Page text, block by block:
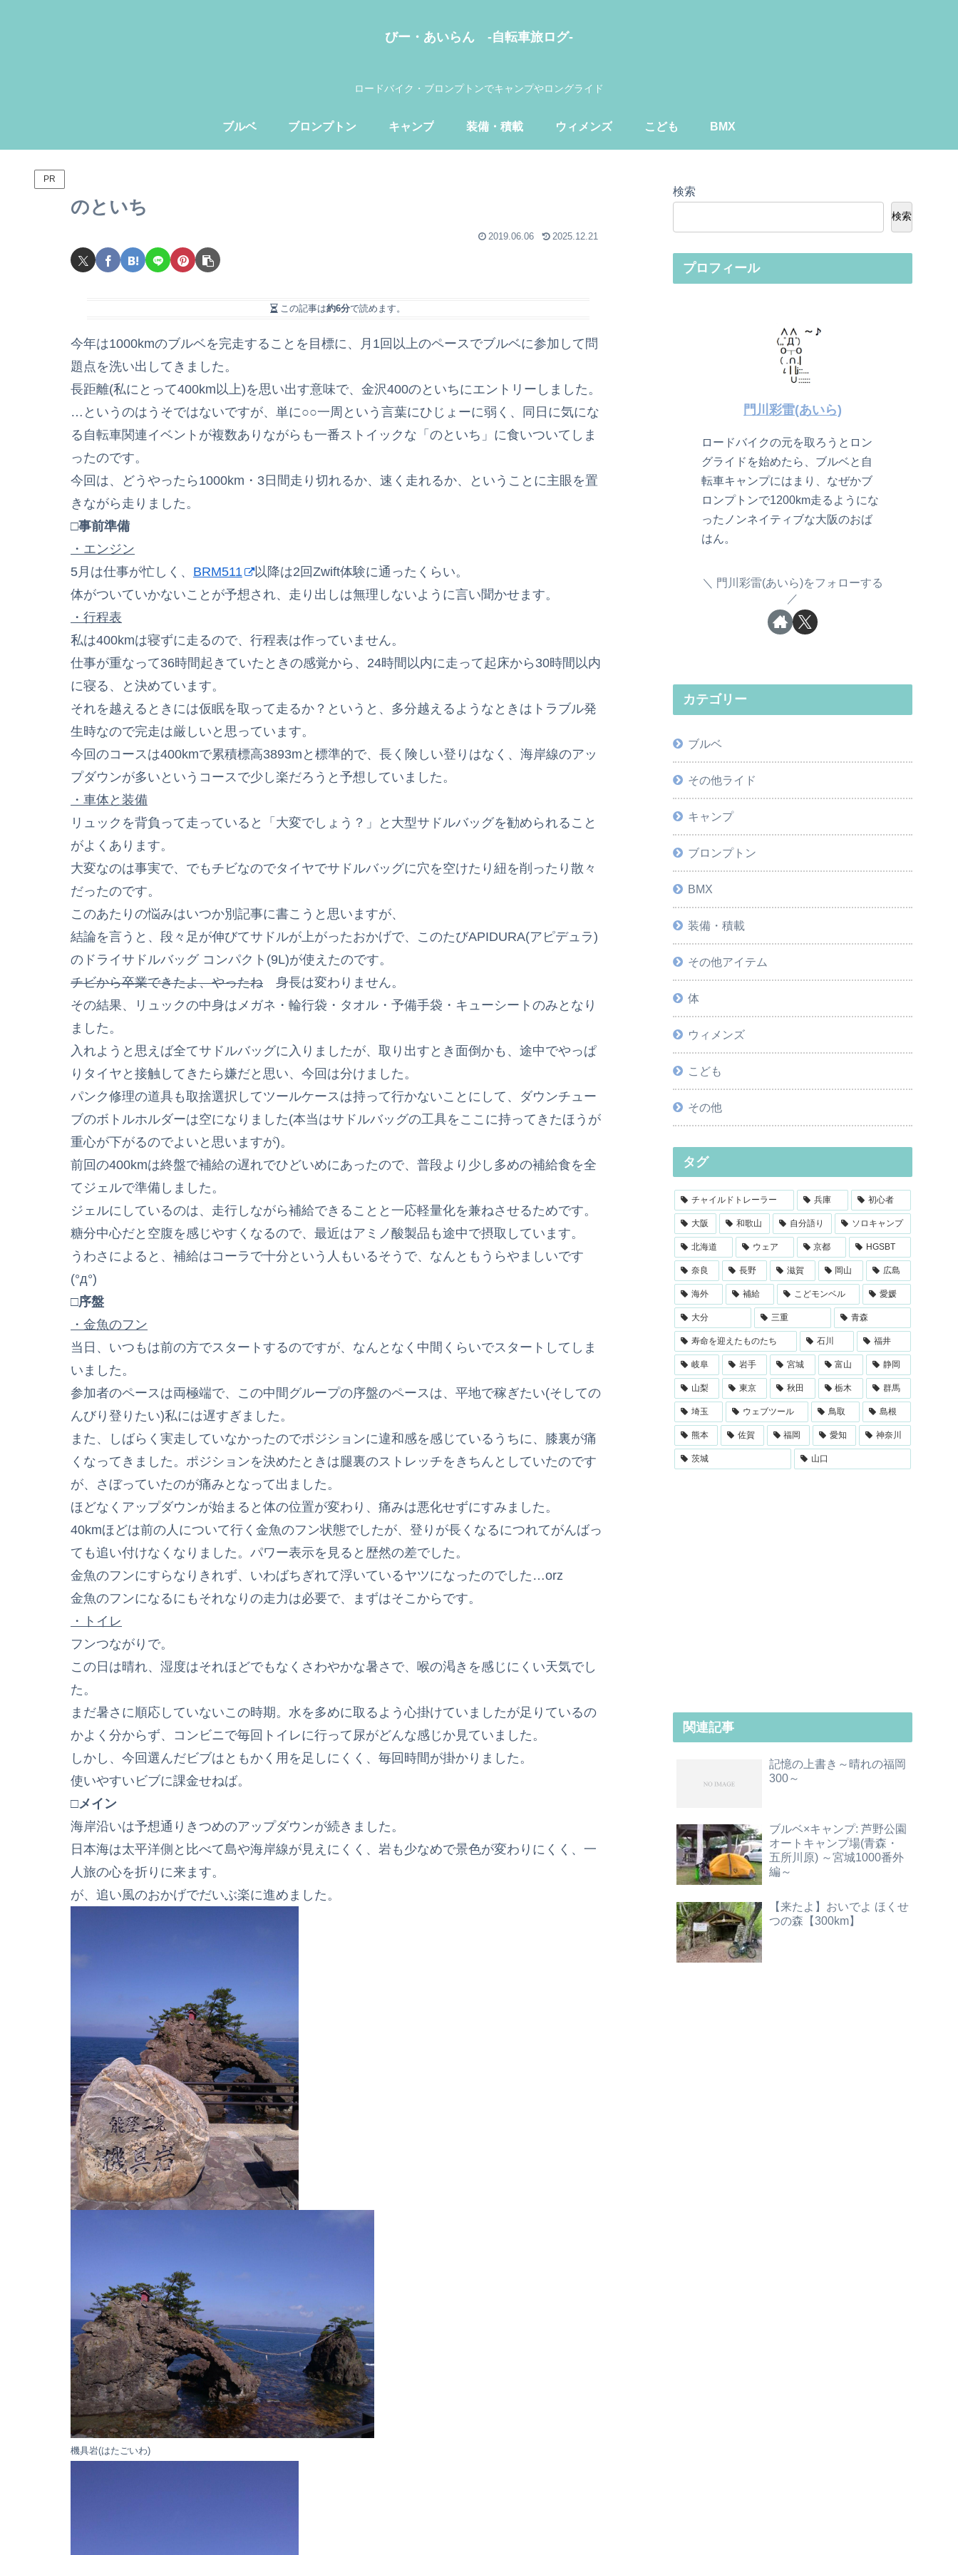
びー・あいらん -自転車旅ログ-
ロードバイク・ブロンプトンでキャンプやロングライド
ブルベ ブロンプトン キャンプ 装備・積載 ウィメンズ こども BMX
PR
のといち
2019.06.06 2025.12.21
この記事は約6分で読めます。
今年は1000kmのブルベを完走することを目標に、月1回以上のペースでブルベに参加して問
題点を洗い出してきました。
長距離(私にとって400km以上)を思い出す意味で、金沢400のといちにエントリーしました。
…というのはうそではないですが、単に○○一周という言葉にひじょーに弱く、同日に気にな
る自転車関連イベントが複数ありながらも一番ストイックな「のといち」に食いついてしま
ったのです。
今回は、どうやったら1000km・3日間走り切れるか、速く走れるか、ということに主眼を置
きながら走りました。
□事前準備
・エンジン
5月は仕事が忙しく、 BRM511
以降は2回Zwift体験に通ったくらい。
体がついていかないことが予想され、走り出しは無理しないように言い聞かせます。
・行程表
私は400kmは寝ずに走るので、行程表は作っていません。
仕事が重なって36時間起きていたときの感覚から、24時間以内に走って起床から30時間以内
に寝る、と決めています。
それを越えるときには仮眠を取って走るか？というと、多分越えるようなときはトラブル発
生時なので完走は厳しいと思っています。
今回のコースは400kmで累積標高3893mと標準的で、長く険しい登りはなく、海岸線のアッ
プダウンが多いというコースで少し楽だろうと予想していました。
・車体と装備
リュックを背負って走っていると「大変でしょう？」と大型サドルバッグを勧められること
がよくあります。
大変なのは事実で、でもチビなのでタイヤでサドルバッグに穴を空けたり紐を削ったり散々
だったのです。
このあたりの悩みはいつか別記事に書こうと思いますが、
結論を言うと、段々足が伸びてサドルが上がったおかげで、このたびAPIDURA(アピデュラ)
のドライサドルバッグ コンパクト(9L)が使えたのです。
チビから卒業できたよ、やったね 身長は変わりません。
その結果、リュックの中身はメガネ・輪行袋・タオル・予備手袋・キューシートのみとなり
ました。
入れようと思えば全てサドルバッグに入りましたが、取り出すとき面倒かも、途中でやっぱ
りタイヤと接触してきたら嫌だと思い、今回は分けました。
パンク修理の道具も取捨選択してツールケースは持って行かないことにして、ダウンチュー
ブのボトルホルダーは空になりました(本当はサドルバッグの工具をここに持ってきたほうが
重心が下がるのでよいと思いますが)。
前回の400kmは終盤で補給の遅れでひどいめにあったので、普段より少し多めの補給食を全
てジェルで準備しました。
ジェルにしているのは、走行しながら補給できることと一応軽量化を兼ねさせるためです。
糖分中心だと空腹を感じやすくなるので、最近はアミノ酸製品も途中で摂取しています。
うわさによると、補給はコーラで十分という人もいるそうで、なんともうらやましいです
(°д°)
□序盤
・金魚のフン
当日、いつもは前の方でスタートするのですが、なんとなく中間くらいでスタートしてしま
いました。
参加者のペースは両極端で、この中間グループの序盤のペースは、平地で稼ぎたい(そしての
んびり登りたい)私には遅すぎました。
また、しばらく実走していなかったのでポジションに違和感を感じているうちに、膝裏が痛
くなってきました。ポジションを決めたときは腿裏のストレッチをきちんとしていたのです
が、さぼっていたのが痛みとなって出ました。
ほどなくアップダウンが始まると体の位置が変わり、痛みは悪化せずにすみました。
40kmほどは前の人について行く金魚のフン状態でしたが、登りが長くなるにつれてがんばっ
ても追い付けなくなりました。パワー表示を見ると歴然の差でした。
金魚のフンにすらなりきれず、いわばちぎれて浮いているヤツになったのでした…orz
金魚のフンになるにもそれなりの走力は必要で、まずはそこからです。
・トイレ
フンつながりで。
この日は晴れ、湿度はそれほどでもなくさわやかな暑さで、喉の渇きを感じにくい天気でし
た。
まだ暑さに順応していないこの時期。水を多めに取るよう心掛けていましたが足りているの
かよく分からず、コンビニで毎回トイレに行って尿がどんな感じか見ていました。
しかし、今回選んだビブはともかく用を足しにくく、毎回時間が掛かりました。
使いやすいビブに課金せねば。
□メイン
海岸沿いは予想通りきつめのアップダウンが続きました。
日本海は太平洋側と比べて島や海岸線が見えにくく、岩も少なめで景色が変わりにくく、一
人旅の心を折りに来ます。
が、追い風のおかげでだいぶ楽に進めました。
機具岩(はたごいわ)
検索
検索
プロフィール
門川彩雷(あいら)
ロードバイクの元を取ろうとロン
グライドを始めたら、ブルベと自
転車キャンプにはまり、なぜかブ
ロンプトンで1200km走るようにな
ったノンネイティブな大阪のおば
はん。
門川彩雷(あいら)をフォローする
カテゴリー
ブルベ
その他ライド
キャンプ
ブロンプトン
BMX
装備・積載
その他アイテム
体
ウィメンズ
こども
その他
タグ
チャイルドトレーラー 兵庫 初心者
大阪 和歌山 自分語り ソロキャンプ
北海道 ウェア 京都 HGSBT
奈良 長野 滋賀 岡山 広島
海外 補給 こどモンベル 愛媛
大分 三重 青森
寿命を迎えたものたち 石川 福井
岐阜 岩手 宮城 富山 静岡
山梨 東京 秋田 栃木 群馬
埼玉 ウェブツール 鳥取 島根
熊本 佐賀 福岡 愛知 神奈川
茨城 山口
関連記事
記憶の上書き～晴れの福岡
300～
ブルベ×キャンプ: 芦野公園
オートキャンプ場(青森・
五所川原) ～宮城1000番外
編～
【来たよ】おいでよ ほくせ
つの森【300km】